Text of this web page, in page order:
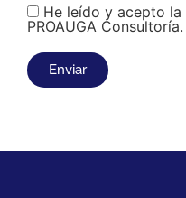
He leído y acepto la
PROAUGA Consultoría.